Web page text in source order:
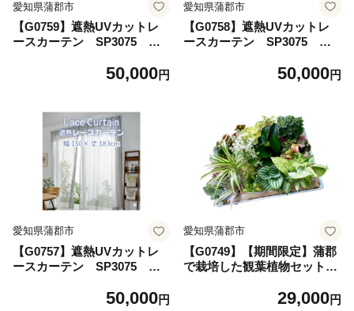
愛知県蒲郡市
【G0759】遮熱UVカットレ
ースカーテン SP3075 掃
ースカーテン セキスイカーテ
しさ軽減 光カット 節電 新築
マイホーム 暑さ対策
50,000円
愛知県蒲郡市
【G0758】遮熱UVカットレ
ースカーテン SP3075 掃
ースカーテン セキスイカーテ
しさ軽減 光カット 節電 新築
マイホーム 暑さ対策
50,000円
愛知県蒲郡市
【G0757】遮熱UVカットレ
ースカーテン SP3075 掃
レースカーテン セキスイカー
50,000円
愛知県蒲郡市
【G0749】【期間限定】蒲郡
で栽培した観葉植物セット
29,000円